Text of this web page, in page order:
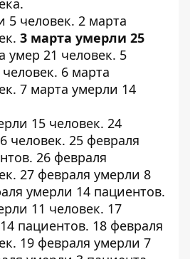
.
5 человек. 2 марта
. 3 марта умерли 25
умер 21 человек. 5
человек. 6 марта
. 7 марта умерли 14
15 человек. 24
6 человек. 25 февраля
. 26 февраля
. 27 февраля умерли 8
умерли 14 пациентов.
11 человек. 17
14 пациентов. 18 февраля
. 19 февраля умерли 7